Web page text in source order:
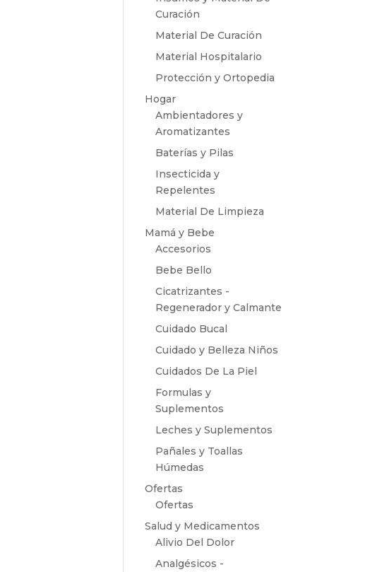
Curación
Material De Curación
Material Hospitalario
Protección y Ortopedia
Hogar
Ambientadores y
Aromatizantes
Baterías y Pilas
Insecticida y
Repelentes
Material De Limpieza
Mamá y Bebe
Accesorios
Bebe Bello
Cicatrizantes -
Regenerador y Calmante
Cuidado Bucal
Cuidado y Belleza Niños
Cuidados De La Piel
Formulas y
Suplementos
Leches y Suplementos
Pañales y Toallas
Húmedas
Ofertas
Ofertas
Salud y Medicamentos
Alivio Del Dolor
Analgésicos -